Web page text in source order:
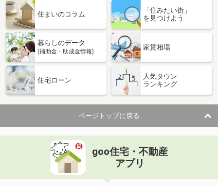
価 格
4.90万円
宮崎県宮崎市下北方町塚原
専有面積 23.18m²
間取り
宮崎県宮崎市吉村町
住 所
宮崎県宮崎市吉村町
専有面積 50.96m²
間取り
1LDK
宮崎県宮崎市中津瀬町
価 格
住 所
宮崎県宮崎市中津瀬町
専有面積 19.87m²
住まいのコラム
「住みたい街」
を見つけよう
暮らしのデータ
(補助金・助成金情報)
家賃相場
住宅ローン
人気タウン
ランキング
ページトップに戻る
goo住宅・不動産
アプリ